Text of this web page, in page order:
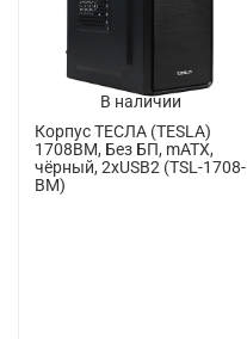
В наличии
Корпус ТЕСЛА (TESLA)
1708BM, Без БП, mATX,
чёрный, 2xUSB2 (TSL-1708-
BM)